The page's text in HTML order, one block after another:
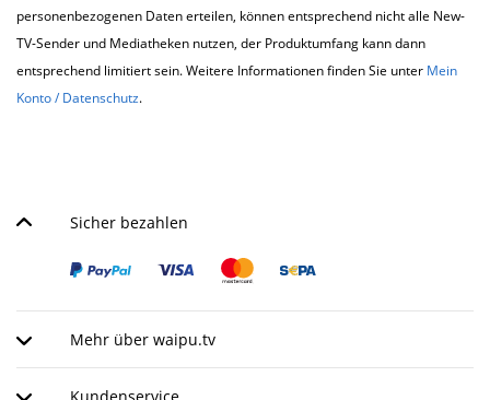
personenbezogenen Daten erteilen, können entsprechend nicht alle New-
TV-Sender und Mediatheken nutzen, der Produktumfang kann dann
entsprechend limitiert sein. Weitere Informationen finden Sie unter Mein
Konto / Datenschutz.
Sicher bezahlen
Mehr über waipu.tv